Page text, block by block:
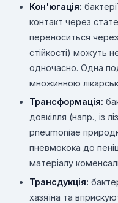
Кон'югація:
контакт через
переноситься
стійкості) можуть
одночасно. Одна
множинною
Трансформація:
довкілля (напр., із
pneumoniae
пневмокока до
матеріалу
Трансдукція:
хазяїна та